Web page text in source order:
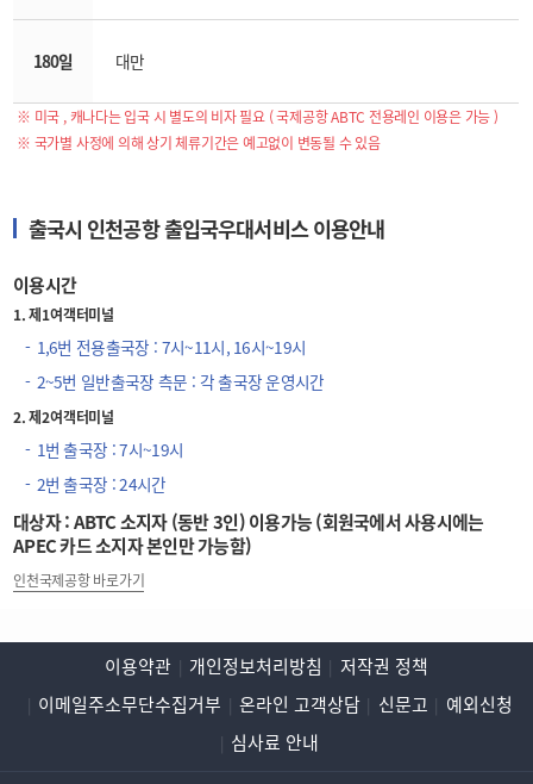
180일 대만
※ 미국 , 캐나다는 입국 시 별도의 비자 필요 ( 국제공항 ABTC 전용레인 이용은 가능 )
※ 국가별 사정에 의해 상기 체류기간은 예고없이 변동될 수 있음
출국시 인천공항 출입국우대서비스 이용안내
이용시간
1. 제1여객터미널
1,6번 전용출국장 : 7시~11시, 16시~19시
2~5번 일반출국장 측문 : 각 출국장 운영시간
2. 제2여객터미널
1번 출국장 : 7시~19시
2번 출국장 : 24시간
대상자 : ABTC 소지자 (동반 3인) 이용가능 (회원국에서 사용시에는
APEC 카드 소지자 본인만 가능함)
인천국제공항 바로가기
이용약관 개인정보처리방침
저작권 정책
이메일주소무단수집거부
온라인 고객상담 신문고
예외신청
심사료 안내